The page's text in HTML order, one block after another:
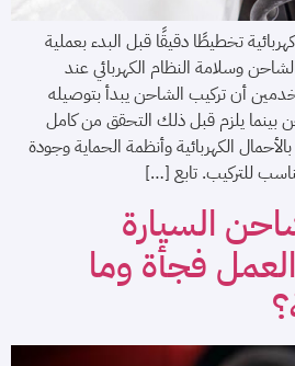
تخطيطًا دقيقًا قبل البدء بعملية
وسلامة النظام الكهربائي عند
أن تركيب الشاحن يبدأ بتوصيله
بينما يلزم قبل ذلك التحقق من كامل
الكهربائية وأنظمة الحماية وجودة
للتركيب. تابع […]
السيارة
فجأة وما